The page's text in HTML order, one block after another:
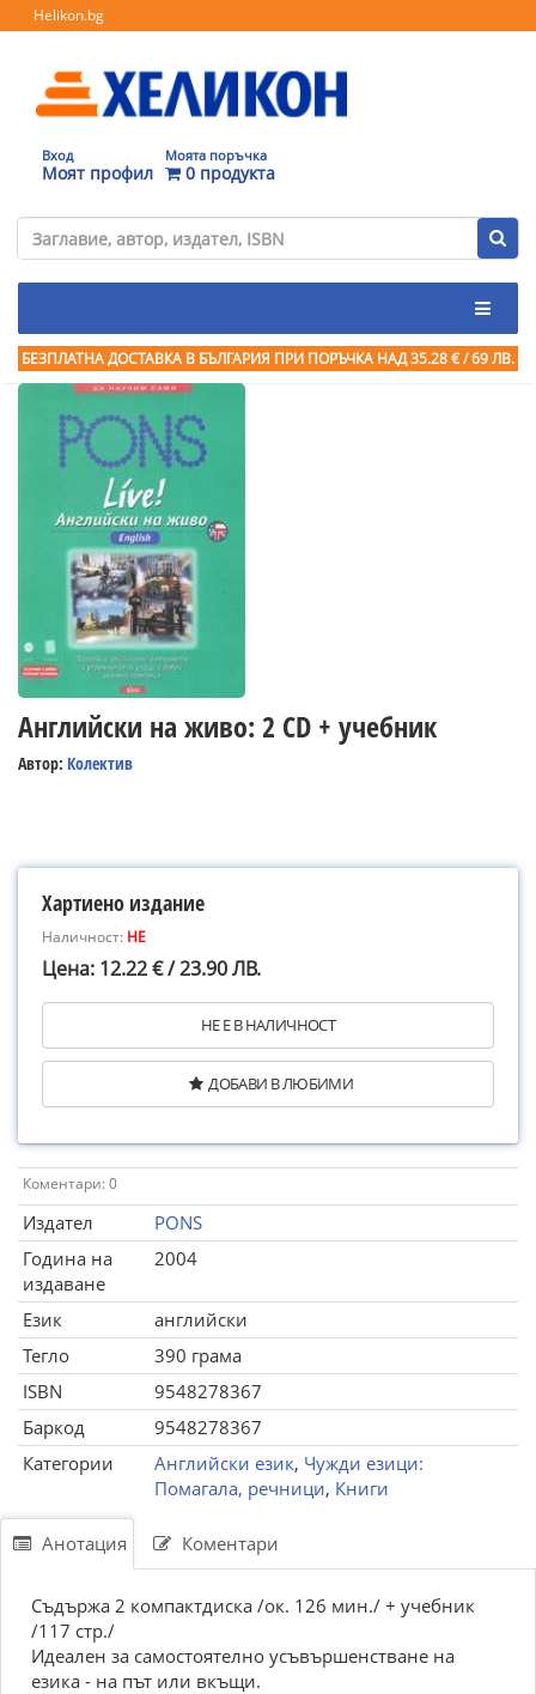
Helikon.bg
Вход
Моят профил
Моята поръчка
0 продукта
БЕЗПЛАТНА ДОСТАВКА В БЪЛГАРИЯ ПРИ ПОРЪЧКА НАД 35.28 € / 69 ЛВ.
Английски на живо: 2 CD + учебник
Автор: Колектив
Хартиено издание
Наличност: НЕ
Цена: 12.22 € / 23.90 ЛВ.
НЕ Е В НАЛИЧНОСТ
ДОБАВИ В ЛЮБИМИ
Коментари: 0
Издател
PONS
Година на
издаване
2004
Език
английски
Тегло
390 грама
ISBN
9548278367
Баркод
9548278367
Категории
Английски език, Чужди езици:
Помагала, речници, Книги
Анотация Коментари
Съдържа 2 компактдиска /ок. 126 мин./ + учебник
/117 стр./
Идеален за самостоятелно усъвършенстване на
езика - на път или вкъщи.